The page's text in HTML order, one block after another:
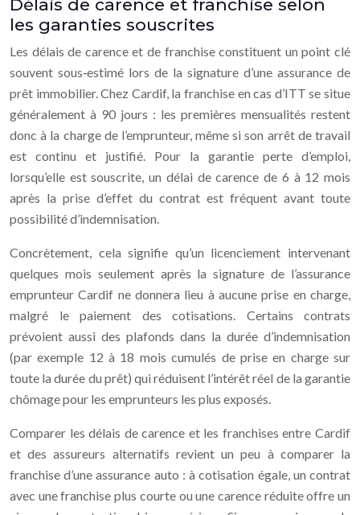
Délais de carence et franchise selon
les garanties souscrites
Les délais de carence et de franchise constituent un point clé
souvent sous‑estimé lors de la signature d’une assurance de
prêt immobilier. Chez Cardif, la franchise en cas d’ITT se situe
généralement à 90 jours : les premières mensualités restent
donc à la charge de l’emprunteur, même si son arrêt de travail
est continu et justifié. Pour la garantie perte d’emploi,
lorsqu’elle est souscrite, un délai de carence de 6 à 12 mois
après la prise d’effet du contrat est fréquent avant toute
possibilité d’indemnisation.
Concrètement, cela signifie qu’un licenciement intervenant
quelques mois seulement après la signature de l’assurance
emprunteur Cardif ne donnera lieu à aucune prise en charge,
malgré le paiement des cotisations. Certains contrats
prévoient aussi des plafonds dans la durée d’indemnisation
(par exemple 12 à 18 mois cumulés de prise en charge sur
toute la durée du prêt) qui réduisent l’intérêt réel de la garantie
chômage pour les emprunteurs les plus exposés.
Comparer les délais de carence et les franchises entre Cardif
et des assureurs alternatifs revient un peu à comparer la
franchise d’une assurance auto : à cotisation égale, un contrat
avec une franchise plus courte ou une carence réduite offre un